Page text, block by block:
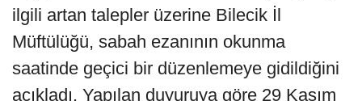
ilgili artan talepler üzerine Bilecik İl
Müftülüğü, sabah ezanının okunma
saatinde geçici bir düzenlemeye gidildiğini
açıkladı. Yapılan duyuruya göre 29 Kasım